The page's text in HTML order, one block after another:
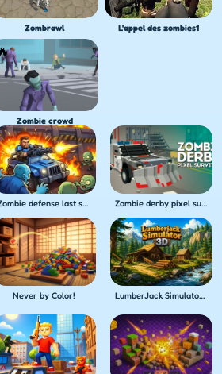
Zombrawl L'appel des zombies1
Zombie crowd
Zombie defense last stand Zombie derby pixel survival
Never by Color! LumberJack Simulator 3D